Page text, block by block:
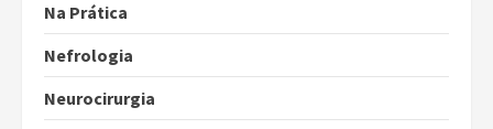
Na Prática
Nefrologia
Neurocirurgia